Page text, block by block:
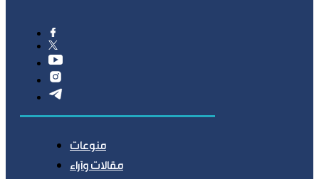
منوعات
مقالات وآراء